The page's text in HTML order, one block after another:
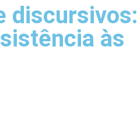
discursivos:
às